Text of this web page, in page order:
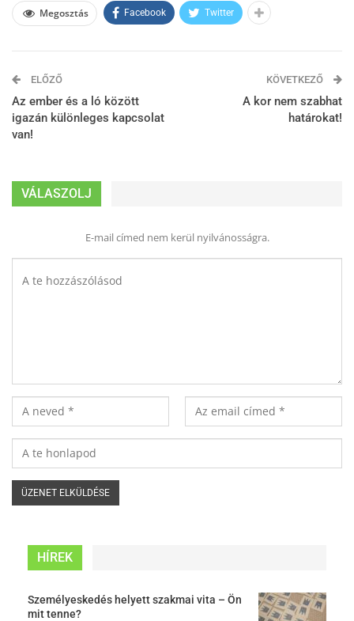
Megosztás Facebook Twitter
ELŐZŐ
Az ember és a ló között
igazán különleges kapcsolat
van!
KÖVETKEZŐ
A kor nem szabhat
határokat!
VÁLASZOLJ
E-mail címed nem kerül nyilvánosságra.
HÍREK
Személyeskedés helyett szakmai vita – Ön
mit tenne?